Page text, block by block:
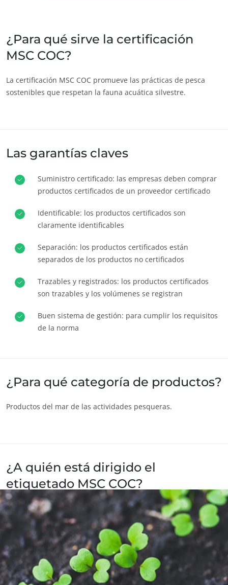
¿Quiénes somos?
Carreras
NUESTROS COMPROMISOS RSE
Actuar a través de nuestros servicios
Avanzar con nuestros equipos
Comprometerse con nuestro medio ambiente
Innovar con nuestro ecosistema
(japonés)
America
Argentina (español)
Brasil (portugués)
Canadá (inglés)
Estados Unidos (inglés)
Perú (español)
Europa
Alemania (alemán)
Francia (francés)
Portugal (portugués)
Suiza (alemán)
¿Para qué sirve la certificación
MSC COC?
La certificación MSC COC promueve las prácticas de pesca
sostenibles que respetan la fauna acuática silvestre.
Las garantías claves
Suministro certificado: las empresas deben comprar
productos certificados de un proveedor certificado
Identificable: los productos certificados son
claramente identificables
Separación: los productos certificados están
separados de los productos no certificados
Trazables y registrados: los productos certificados
son trazables y los volúmenes se registran
Buen sistema de gestión: para cumplir los requisitos
de la norma
¿Para qué categoría de productos?
Productos del mar de las actividades pesqueras.
¿A quién está dirigido el
etiquetado MSC COC?
Una amplia gama de empresas, desde procesadores hasta
restaurantes